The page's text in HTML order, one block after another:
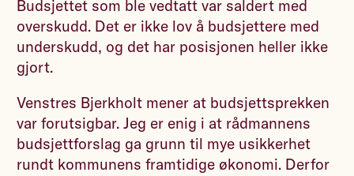
Budsjettet som ble vedtatt var saldert med
overskudd. Det er ikke lov å budsjettere med
underskudd, og det har posisjonen heller ikke
gjort.
Venstres Bjerkholt mener at budsjettsprekken
var forutsigbar. Jeg er enig i at rådmannens
budsjettforslag ga grunn til mye usikkerhet
rundt kommunens framtidige økonomi. Derfor